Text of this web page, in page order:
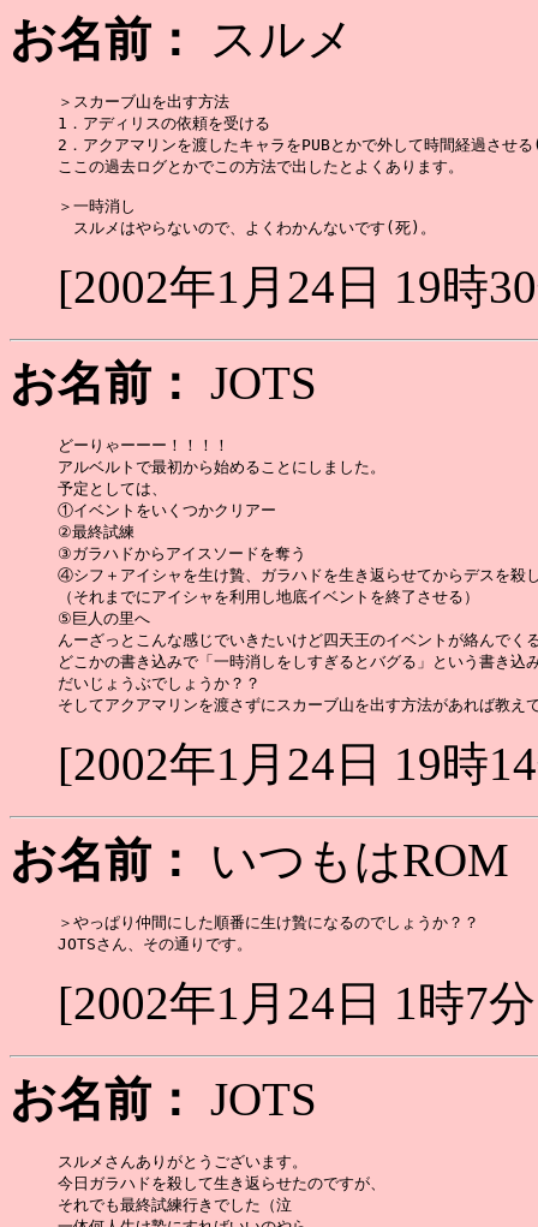
お名前：
スルメ
＞スカーブ山を出す方法
1．アディリスの依頼を受ける
2．アクアマリンを渡したキャラをPUBとかで外して時間経過させ
ここの過去ログとかでこの方法で出したとよくあります。
＞一時消し
[2002年1月24日 19時
お名前： JOTS
どーりゃーーー！！！！
アルベルトで最初から始めることにしました。
予定としては、
①イベントをいくつかクリアー
②最終試練
③ガラハドからアイスソードを奪う
④シフ＋アイシャを生け贄、ガラハドを生き返らせてからデスを殺
（それまでにアイシャを利用し地底イベントを終了させる）
⑤巨人の里へ
んーざっとこんな感じでいきたいけど四天王のイベントが絡んでく
どこかの書き込みで「一時消しをしすぎるとバグる」という書き込
だいじょうぶでしょうか？？
[2002年1月24日 19時
お名前：
いつもは
＞やっぱり仲間にした順番に生け贄になるのでしょうか？？
[2002年1月24日 1時7
お名前： JOTS
スルメさんありがとうございます。
今日ガラハドを殺して生き返らせたのですが、
それでも最終試練行きでした（泣